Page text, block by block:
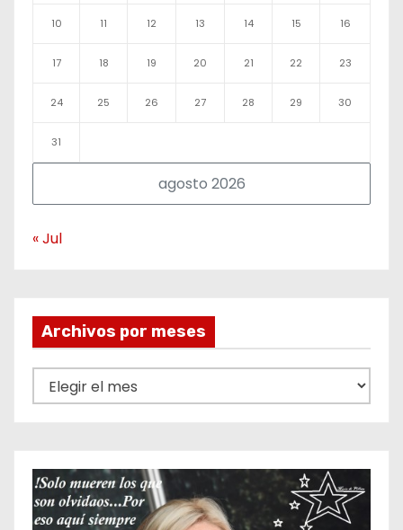
agosto 2026
10 11 12 13 14 15 16
17 18 19 20 21 22 23
24 25 26 27 28 29 30
31
« Jul
Archivos por meses
r
v